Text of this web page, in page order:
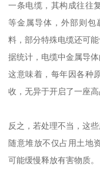
一条电缆，其构成往往
等金属导体，外部则
料，部分特殊电缆还可
据统计，电缆中金属导
这意味着，每年因各种
收，无异于开启了一座高
反之，若处理不当，这
随意堆放不仅占用土地
可能缓慢释放有害物质。